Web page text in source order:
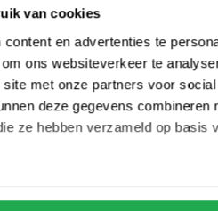
van cookies
en advertenties te
ons websiteverkeer te
met onze partners voor
deze gegevens combineren
ze hebben verzameld op basis
€ 109,95€ 87,96
-
20%